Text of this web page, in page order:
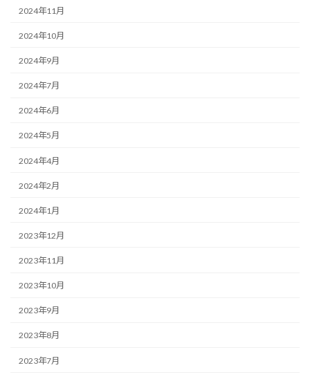
2024年11月
2024年10月
2024年9月
2024年7月
2024年6月
2024年5月
2024年4月
2024年2月
2024年1月
2023年12月
2023年11月
2023年10月
2023年9月
2023年8月
2023年7月